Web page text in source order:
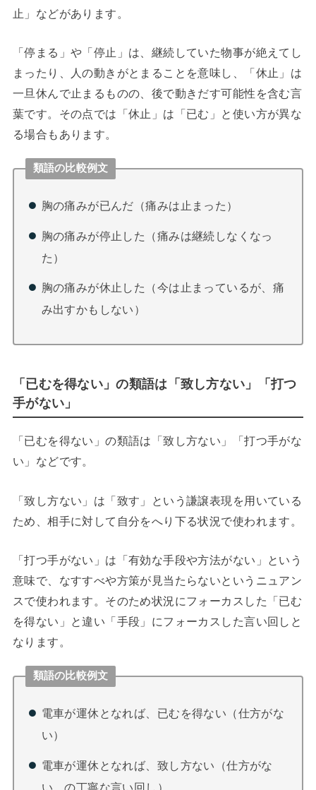
止」などがあります。
「停まる」や「停止」は、継続していた物事が絶えてし
まったり、人の動きがとまることを意味し、「休止」は
一旦休んで止まるものの、後で動きだす可能性を含む言
葉です。その点では「休止」は「已む」と使い方が異な
る場合もあります。
類語の比較例文
胸の痛みが已んだ（痛みは止まった）
胸の痛みが停止した（痛みは継続しなくなっ
た）
胸の痛みが休止した（今は止まっているが、痛
み出すかもしない）
「已むを得ない」の類語は「致し方ない」「打つ
手がない」
「已むを得ない」の類語は「致し方ない」「打つ手がな
い」などです。
「致し方ない」は「致す」という謙譲表現を用いている
ため、相手に対して自分をへり下る状況で使われます。
「打つ手がない」は「有効な手段や方法がない」という
意味で、なすすべや方策が見当たらないというニュアン
スで使われます。そのため状況にフォーカスした「已む
を得ない」と違い「手段」にフォーカスした言い回しと
なります。
類語の比較例文
電車が運休となれば、已むを得ない（仕方がな
い）
電車が運休となれば、致し方ない（仕方がな
い、の丁寧な言い回し）